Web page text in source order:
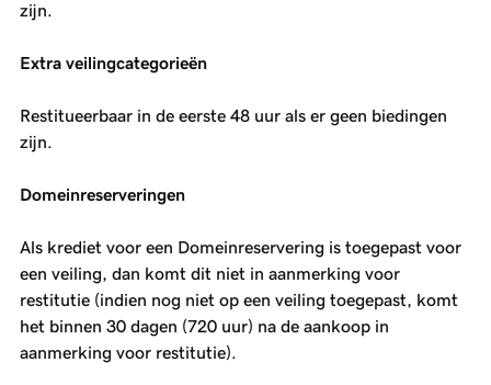
zijn.
Extra veilingcategorieën
Restitueerbaar in de eerste 48 uur als er geen biedingen
zijn.
Domeinreserveringen
Als krediet voor een Domeinreservering is toegepast voor
een veiling, dan komt dit niet in aanmerking voor
restitutie (indien nog niet op een veiling toegepast, komt
het binnen 30 dagen (720 uur) na de aankoop in
aanmerking voor restitutie).